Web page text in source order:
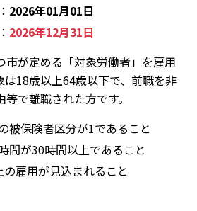
2026年01月01日
2026年12月31日
市が定める「対象労働者」を雇用
は18歳以上64歳以下で、前職を非
で離職された方です。
被保険者区分が1であること
間が30時間以上であること
雇用が見込まれること